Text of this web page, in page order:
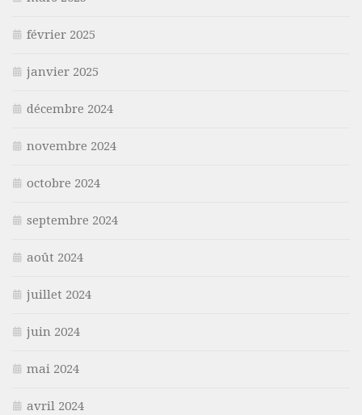
février 2025
janvier 2025
décembre 2024
novembre 2024
octobre 2024
septembre 2024
août 2024
juillet 2024
juin 2024
mai 2024
avril 2024